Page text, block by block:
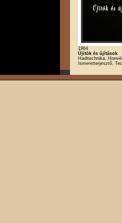
1964
Újítók és újítások
Haditechnika,
Ismeretterjesztő,